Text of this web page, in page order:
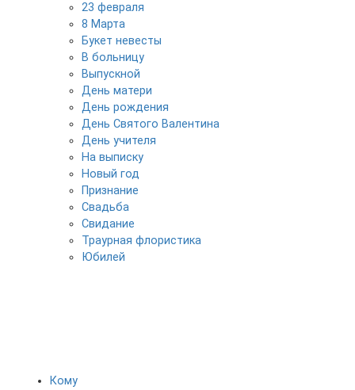
23 февраля
8 Марта
Букет невесты
В больницу
Выпускной
День матери
День рождения
День Святого Валентина
День учителя
На выписку
Новый год
Признание
Свадьба
Свидание
Траурная флористика
Юбилей
Кому